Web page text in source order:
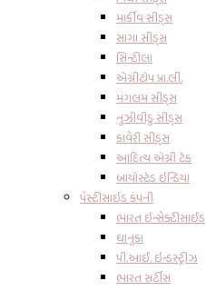
માર્કીવ સીડ્સ
સાગા સીડ્સ
સિન્ટીલા
એગ્રીટોપ પ્રા.લી.
મંગલમ સીડ્સ
નુઝીવીડુ સીડ્સ
કાવેરી સીડ્સ
આદિત્ય એગ્રી ટેક
બાયોસ્ટેડ ઇન્ડિયા
પેસ્ટીસાઇડ કંપની
ભારત ઇન્સેક્ટીસાઈડ
ધાનુકા
પી.આઈ. ઇન્ડસ્ટ્રીઝ
ભારત સર્ટીસ